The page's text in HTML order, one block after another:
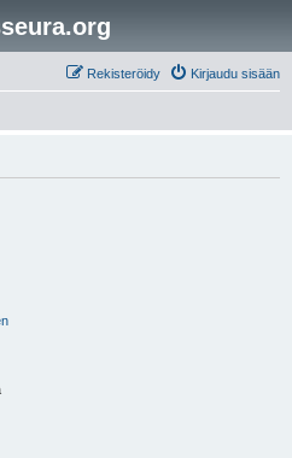
Kirjaudu sisään
Rekisteröidy